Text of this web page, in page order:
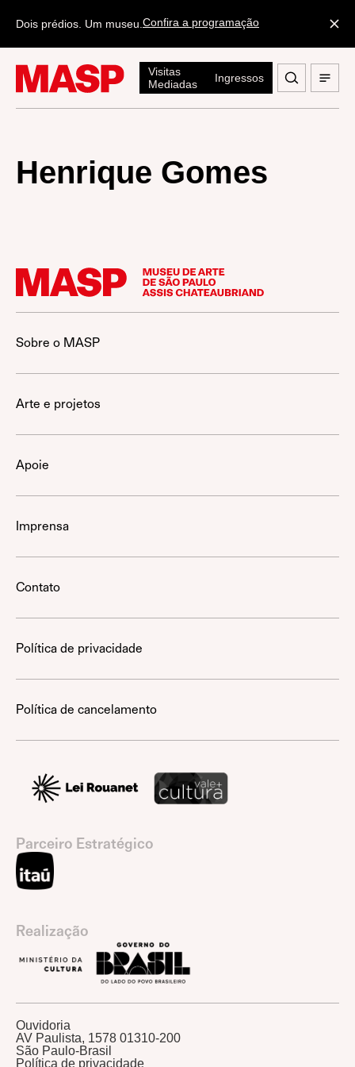
Dois prédios. Um museu. Confira a programação
Visitas
Mediadas
Ingressos
Henrique Gomes
Sobre o MASP
Arte e projetos
Apoie
Imprensa
Contato
Política de privacidade
Política de cancelamento
Parceiro Estratégico
Realização
Ouvidoria
AV Paulista, 1578 01310-200
São Paulo-Brasil
Política de privacidade